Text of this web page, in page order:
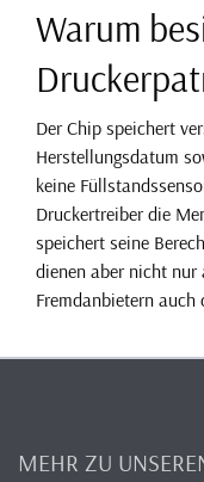
Warum
Der Chip speichert
Herstellungsdatum
keine
Druckertreiber die
speichert seine
dienen aber nicht nur
Fremdanbietern auch
MEHR ZU